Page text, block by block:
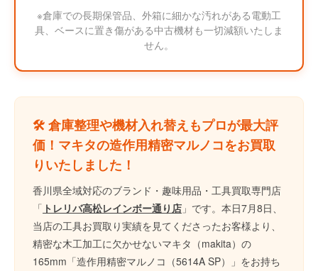
※倉庫での長期保管品、外箱に細かな汚れがある電動工
具、ベースに置き傷がある中古機材も一切減額いたしま
せん。
🛠 倉庫整理や機材入れ替えもプロが最大評
価！マキタの造作用精密マルノコをお買取
りいたしました！
香川県全域対応のブランド・趣味用品・工具買取専門店
「 トレリバ高松レインボー通り店 」です。本日7月8日、
当店の工具お買取り実績を見てくださったお客様より、
精密な木工加工に欠かせないマキタ（makita）の
165mm「造作用精密マルノコ（5614A SP）」をお持ち